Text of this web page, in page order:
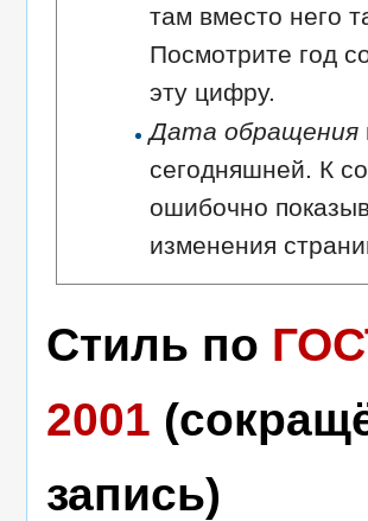
там вместо него
Посмотрите год
эту цифру.
Дата обращения
сегодняшней. К
ошибочно
изменения
Стиль по
2001
запись)